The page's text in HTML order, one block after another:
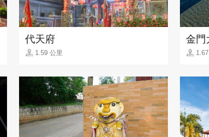
代天府
1.59 公里
金門